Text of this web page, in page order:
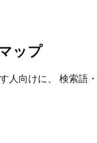
ップ
人向けに、 検索語